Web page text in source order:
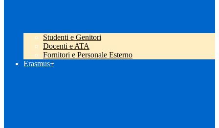
Studenti e Genitori
Docenti e ATA
Fornitori e Personale Esterno
Erasmus+